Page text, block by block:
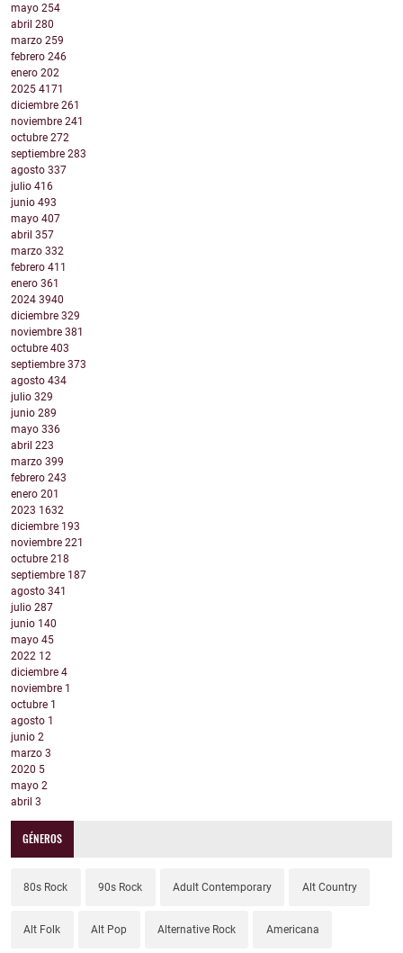
mayo 254
abril 280
marzo 259
febrero 246
enero 202
2025 4171
diciembre 261
noviembre 241
octubre 272
septiembre 283
agosto 337
julio 416
junio 493
mayo 407
abril 357
marzo 332
febrero 411
enero 361
2024 3940
diciembre 329
noviembre 381
octubre 403
septiembre 373
agosto 434
julio 329
junio 289
mayo 336
abril 223
marzo 399
febrero 243
enero 201
2023 1632
diciembre 193
noviembre 221
octubre 218
septiembre 187
agosto 341
julio 287
junio 140
mayo 45
2022 12
diciembre 4
noviembre 1
octubre 1
agosto 1
junio 2
marzo 3
2020 5
mayo 2
abril 3
GÉNEROS
80s Rock 90s Rock Adult Contemporary Alt Country
Alt Folk Alt Pop Alternative Rock Americana